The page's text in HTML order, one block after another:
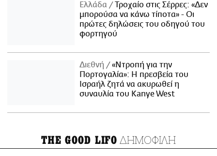
Ελλάδα
Τροχαίο στις Σέρρες: «Δεν
μπορούσα να κάνω τίποτα» - Οι
πρώτες δηλώσεις του οδηγού του
φορτηγού
Διεθνή
«Ντροπή για την
Πορτογαλία»: Η πρεσβεία του
Ισραήλ ζητά να ακυρωθεί η
συναυλία του Kanye West
THE GOOD LIFO ΔΗΜΟΦΙΛΗ